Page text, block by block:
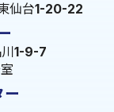
仙台1-20-22
1-9-7
ー